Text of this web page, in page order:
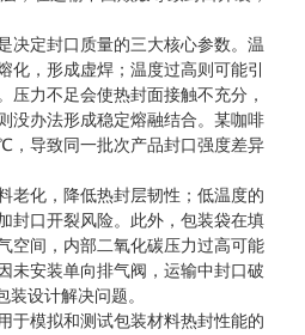
定封口质量的三大核心参数。温
化，形成虚焊；温度过高则可能引
压力不足会使热封面接触不充分，
没办法形成稳定熔融结合。某咖啡
，导致同一批次产品封口强度差异
化，降低热封层韧性；低温度的
封口开裂风险。此外，包装袋在填
空间，内部二氧化碳压力过高可能
未安装单向排气阀，运输中封口破
装设计解决问题。
模拟和测试包装材料热封性能的